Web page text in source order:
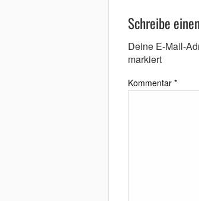
Schreibe
Deine E-Mail-
markiert
Kommentar *